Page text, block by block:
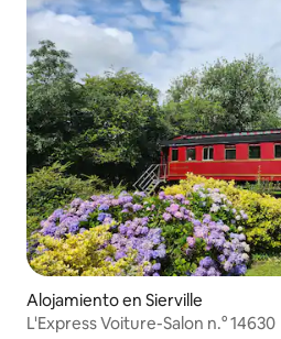
Alojamiento en Sierville
L'Express Voiture-Salon n.° 14630